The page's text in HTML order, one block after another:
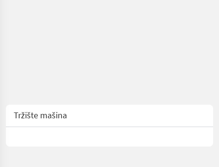
Tržište mašina